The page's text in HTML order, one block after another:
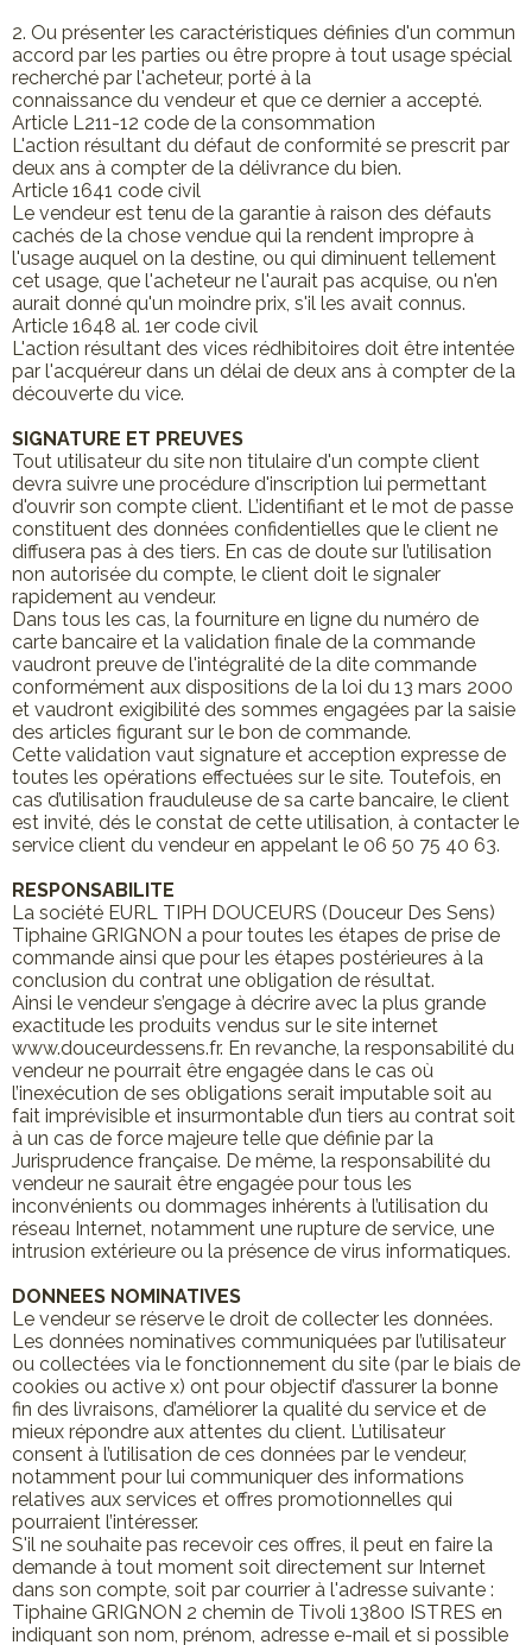
2. Ou présenter les caractéristiques définies d'un commun
accord par les parties ou être propre à tout usage spécial
recherché par l'acheteur, porté à la
connaissance du vendeur et que ce dernier a accepté.
Article L211-12 code de la consommation
L'action résultant du défaut de conformité se prescrit par
deux ans à compter de la délivrance du bien.
Article 1641 code civil
Le vendeur est tenu de la garantie à raison des défauts
cachés de la chose vendue qui la rendent impropre à
l'usage auquel on la destine, ou qui diminuent tellement
cet usage, que l'acheteur ne l'aurait pas acquise, ou n'en
aurait donné qu'un moindre prix, s'il les avait connus.
Article 1648 al. 1er code civil
L'action résultant des vices rédhibitoires doit être intentée
par l'acquéreur dans un délai de deux ans à compter de la
découverte du vice.
SIGNATURE ET PREUVES
Tout utilisateur du site non titulaire d'un compte client
devra suivre une procédure d'inscription lui permettant
d'ouvrir son compte client. L’identifiant et le mot de passe
constituent des données confidentielles que le client ne
diffusera pas à des tiers. En cas de doute sur l’utilisation
non autorisée du compte, le client doit le signaler
rapidement au vendeur.
Dans tous les cas, la fourniture en ligne du numéro de
carte bancaire et la validation finale de la commande
vaudront preuve de l'intégralité de la dite commande
conformément aux dispositions de la loi du 13 mars 2000
et vaudront exigibilité des sommes engagées par la saisie
des articles figurant sur le bon de commande.
Cette validation vaut signature et acception expresse de
toutes les opérations effectuées sur le site. Toutefois, en
cas d’utilisation frauduleuse de sa carte bancaire, le client
est invité, dés le constat de cette utilisation, à contacter le
service client du vendeur en appelant le 06 50 75 40 63.
RESPONSABILITE
La société EURL TIPH DOUCEURS (Douceur Des Sens)
Tiphaine GRIGNON a pour toutes les étapes de prise de
commande ainsi que pour les étapes postérieures à la
conclusion du contrat une obligation de résultat.
Ainsi le vendeur s’engage à décrire avec la plus grande
exactitude les produits vendus sur le site internet
www.douceurdessens.fr. En revanche, la responsabilité du
vendeur ne pourrait être engagée dans le cas où
l’inexécution de ses obligations serait imputable soit au
fait imprévisible et insurmontable d’un tiers au contrat soit
à un cas de force majeure telle que définie par la
Jurisprudence française. De même, la responsabilité du
vendeur ne saurait être engagée pour tous les
inconvénients ou dommages inhérents à l’utilisation du
réseau Internet, notamment une rupture de service, une
intrusion extérieure ou la présence de virus informatiques.
DONNEES NOMINATIVES
Le vendeur se réserve le droit de collecter les données.
Les données nominatives communiquées par l’utilisateur
ou collectées via le fonctionnement du site (par le biais de
cookies ou active x) ont pour objectif d’assurer la bonne
fin des livraisons, d’améliorer la qualité du service et de
mieux répondre aux attentes du client. L’utilisateur
consent à l’utilisation de ces données par le vendeur,
notamment pour lui communiquer des informations
relatives aux services et offres promotionnelles qui
pourraient l’intéresser.
S'il ne souhaite pas recevoir ces offres, il peut en faire la
demande à tout moment soit directement sur Internet
dans son compte, soit par courrier à l'adresse suivante :
Tiphaine GRIGNON 2 chemin de Tivoli 13800 ISTRES en
indiquant son nom, prénom, adresse e-mail et si possible